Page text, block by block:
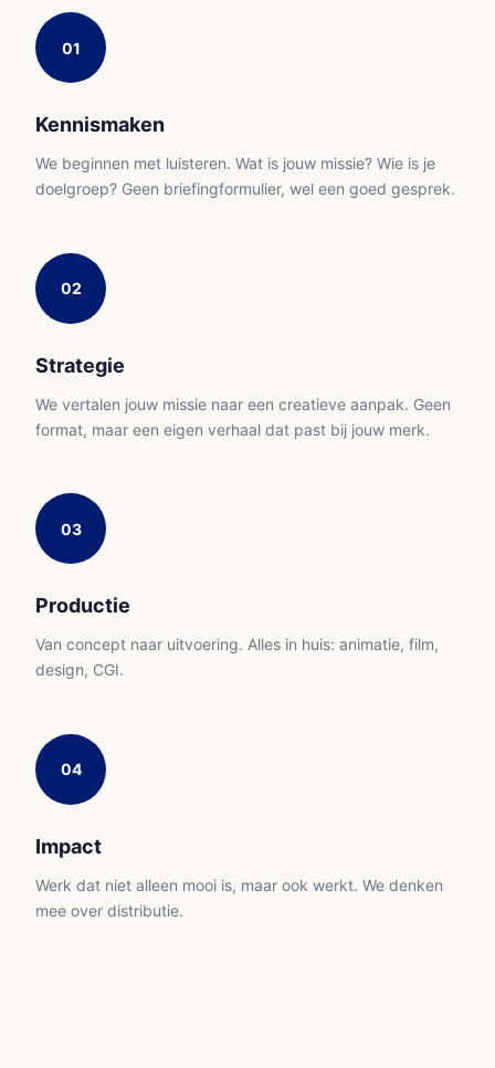
01
Kennismaken
We beginnen met luisteren. Wat is jouw missie? Wie is je
doelgroep? Geen briefingformulier, wel een goed gesprek.
02
Strategie
We vertalen jouw missie naar een creatieve aanpak. Geen
format, maar een eigen verhaal dat past bij jouw merk.
03
Productie
Van concept naar uitvoering. Alles in huis: animatie, film,
design, CGI.
04
Impact
Werk dat niet alleen mooi is, maar ook werkt. We denken
mee over distributie.